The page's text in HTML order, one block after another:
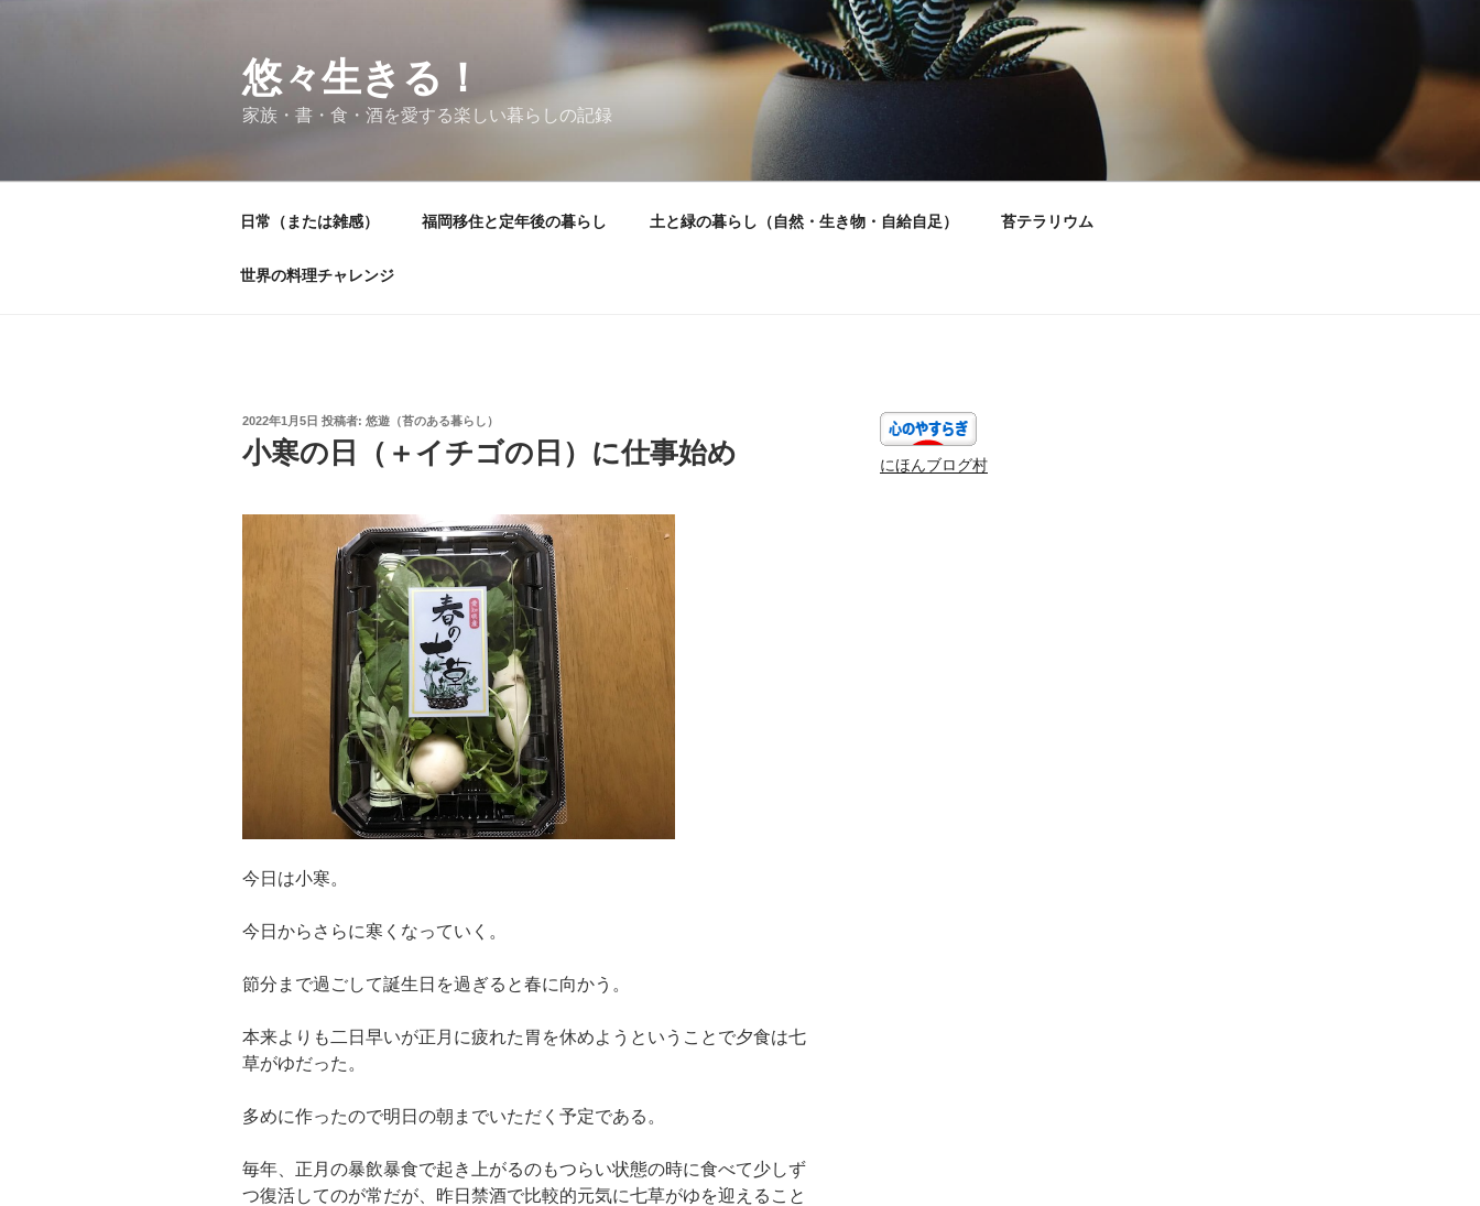
悠々生きる！
家族・書・食・酒を愛する楽しい暮らしの記録
日常（または雑感） 福岡移住と定年後の暮らし 土と緑の暮らし（自然・生き物・自給自足） 苔テラリウム
世界の料理チャレンジ
投
日:
2022年1月5日 投稿者: 悠遊（苔のある暮らし）
小寒の日（＋イチゴの日）に仕事始め
今日は小寒。
今日からさらに寒くなっていく。
節分まで過ごして誕生日を過ぎると春に向かう。
本来よりも二日早いが正月に疲れた胃を休めようということで夕食は七
草がゆだった。
多めに作ったので明日の朝までいただく予定である。
毎年、正月の暴飲暴食で起き上がるのもつらい状態の時に食べて少しず
つ復活してのが常だが、昨日禁酒で比較的元気に七草がゆを迎えること
にほんブログ村